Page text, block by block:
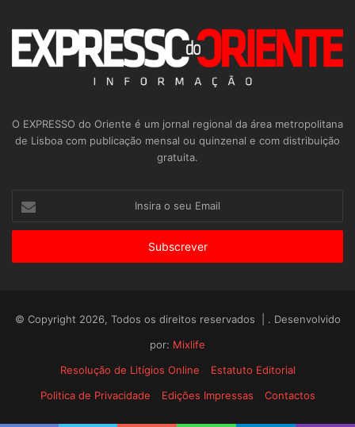
O EXPRESSO do Oriente é um jornal regional da área metropolitana
de Lisboa com publicação mensal ou quinzenal e com distribuição
gratuita.
seu
© Copyright 2026, Todos os direitos reservados | . Desenvolvido
por: Mixlife
Resolução de Litígios Online
Estatuto Editorial
Politica de Privacidade
Edições Impressas Contactos